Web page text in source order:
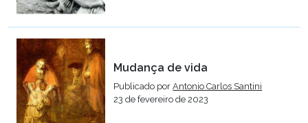
Mudança de vida
Publicado porAntonio Carlos Santini
23 de fevereiro de 2023